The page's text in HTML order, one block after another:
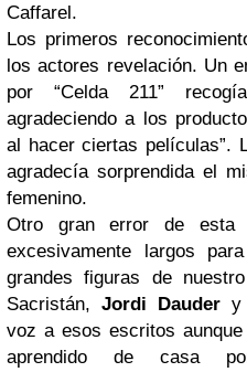
Caffarel.
Los primeros
los actores revelación. Un
por “Celda 211”
agradeciendo a los
al hacer ciertas películas”.
agradecía sorprendida el
femenino.
Otro gran error de esta
excesivamente largos
grandes figuras de
Sacristán, Jordi Dauder y
voz a esos escritos
aprendido de casa